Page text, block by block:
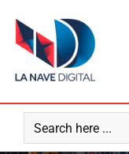
content